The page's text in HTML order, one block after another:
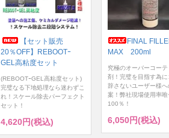
【セット販売
20％OFF】REBOOTｰ
GEL高粘度セット
(REBOOTｰGEL高粘度セット)
完璧なる下地処理なら迷わずこ
れ！スケール除去パーフェクト
セット！
4,620円(税込)
FINAL
MAX 200ml
究極のオーバーコー
剤！完璧を目指す為に
辞さないユーザー様へ
案！弊社現場使用率唯
100％！
6,050円(税込)